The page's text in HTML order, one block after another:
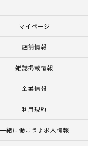
マイページ
店舗情報
雑誌掲載情報
企業情報
利用規約
一緒に働こう♪求人情報